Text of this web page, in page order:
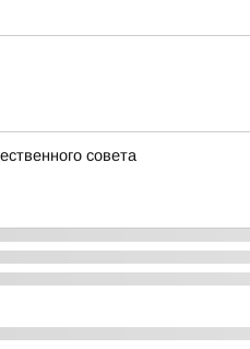
совета